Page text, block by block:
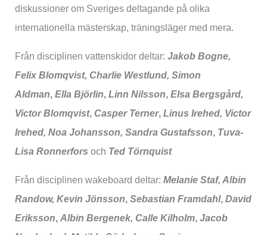
diskussioner om Sveriges deltagande på olika
internationella mästerskap, träningsläger med mera.
Från disciplinen vattenskidor deltar: Jakob Bogne,
Felix Blomqvist, Charlie Westlund, Simon
Aldman, Ella Björlin, Linn Nilsson, Elsa Bergsgård,
Victor Blomqvist, Casper Terner, Linus Irehed, Victor
Irehed, Noa Johansson, Sandra Gustafsson, Tuva-
Lisa Ronnerfors och Ted Törnquist
Från disciplinen wakeboard deltar: Melanie Staf, Albin
Randow, Kevin Jönsson, Sebastian Framdahl, David
Eriksson, Albin Bergenek, Calle Kilholm, Jacob